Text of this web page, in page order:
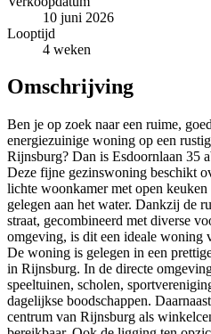
10 juni 2026
Looptijd
4 weken
Omschrijving
Ben je op zoek naar een ruime,
energiezuinige woning op een
Rijnsburg? Dan is Esdoornlaan 35
Deze fijne gezinswoning beschikt
lichte woonkamer met open keuken
gelegen aan het water. Dankzij de
straat, gecombineerd met diverse
omgeving, is dit een ideale woning
De woning is gelegen in een
in Rijnsburg. In de directe
speeltuinen, scholen,
dagelijkse boodschappen.
centrum van Rijnsburg als